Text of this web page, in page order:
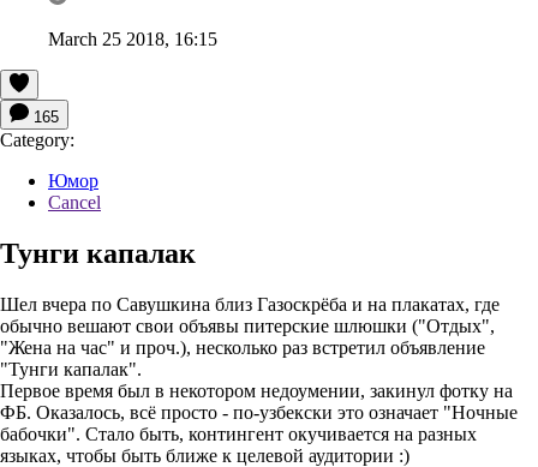
March 25 2018, 16:15
165
Category:
Юмор
Cancel
Тунги капалак
Шел вчера по Савушкина близ Газоскрёба и на плакатах, где
обычно вешают свои объявы питерские шлюшки ("Отдых",
"Жена на час" и проч.), несколько раз встретил объявление
"Тунги капалак".
Первое время был в некотором недоумении, закинул фотку на
ФБ. Оказалось, всё просто - по-узбекски это означает "Ночные
бабочки". Стало быть, контингент окучивается на разных
языках, чтобы быть ближе к целевой аудитории :)